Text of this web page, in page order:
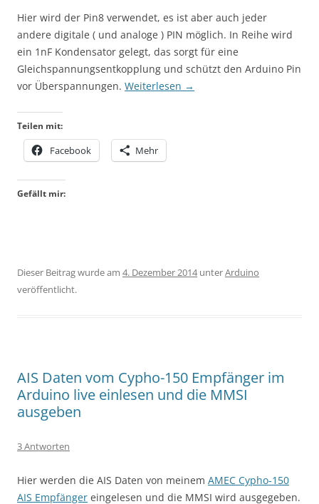
Hier wird der Pin8 verwendet, es ist aber auch jeder
andere digitale ( und analoge ) PIN möglich. In Reihe wird
ein 1nF Kondensator gelegt, das sorgt für eine
Gleichspannungsentkopplung und schützt den Arduino Pin
vor Überspannungen. Weiterlesen →
Teilen mit:
Facebook Mehr
Gefällt mir:
Dieser Beitrag wurde am 4. Dezember 2014unterArduino
veröffentlicht.
AIS Daten vom Cypho-150 Empfänger im
Arduino live einlesen und die MMSI
ausgeben
3 Antworten
Hier werden die AIS Daten von meinem AMEC Cypho-150
AIS Empfänger eingelesen und die MMSI wird ausgegeben.